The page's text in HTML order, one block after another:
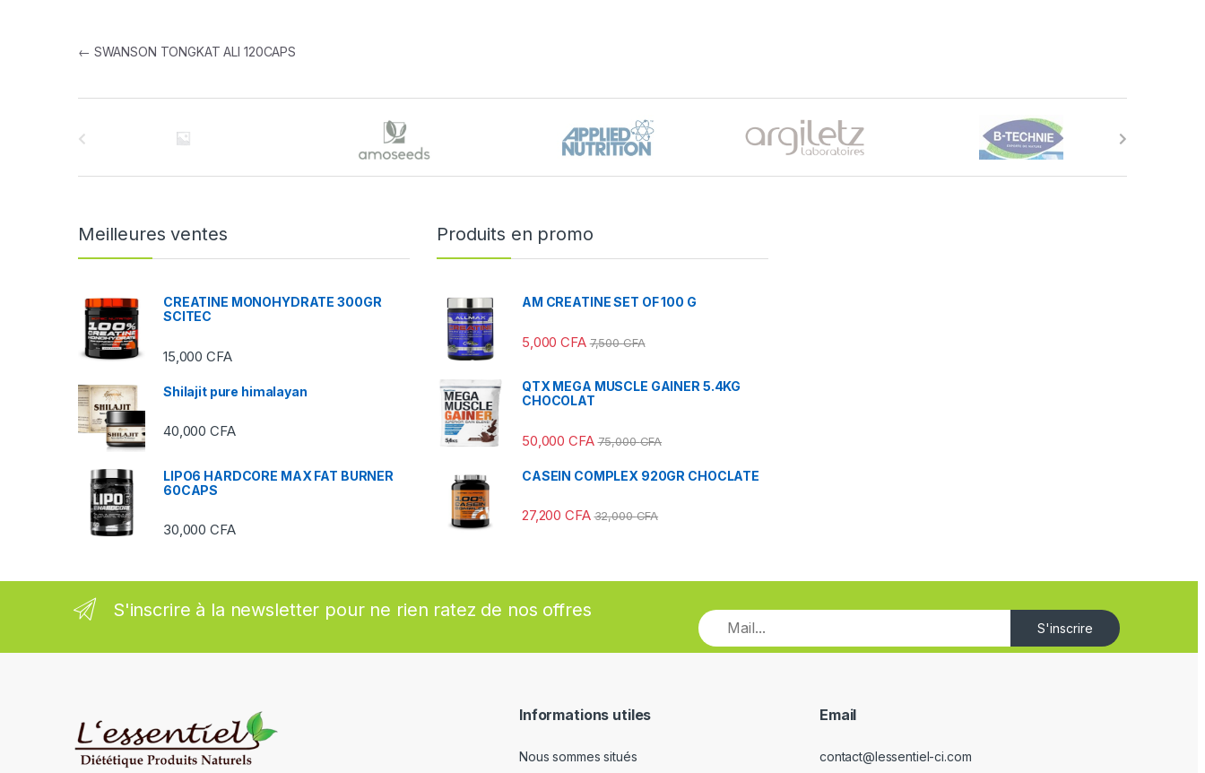
Navigation de l’article
← SWANSON TONGKAT ALI 120CAPS
l
Meilleures ventes
CREATINE MONOHYDRATE 300GR
SCITEC
15,000CFA
Shilajit pure himalayan
40,000CFA
LIPO6 HARDCORE MAX FAT BURNER
60CAPS
30,000CFA
Produits en promo
AM CREATINE SET OF 100 G
5,000CFA 7,500CFA
QTX MEGA MUSCLE GAINER 5.4KG
CHOCOLAT
50,000CFA 75,000CFA
CASEIN COMPLEX 920GR CHOCLATE
27,200CFA 32,000CFA
S'inscrire à la newsletter pour ne rien ratez de nos offres
S'inscrire
Informations utiles
Nous sommes situés
Email
contact@lessentiel-ci.com